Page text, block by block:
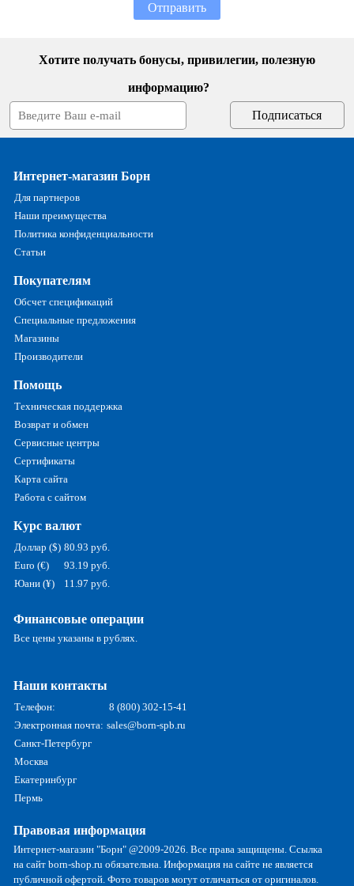
Отправить
Хотите получать бонусы, привилегии, полезную
информацию?
Интернет-магазин Борн
Для партнеров
Наши преимущества
Политика конфиденциальности
Статьи
Покупателям
Обсчет спецификаций
Специальные предложения
Магазины
Производители
Помощь
Техническая поддержка
Возврат и обмен
Сервисные центры
Сертификаты
Карта сайта
Работа с сайтом
Курс валют
Доллар ($) 80.93 руб.
Euro (€)
93.19 руб.
Юани (¥)
11.97 руб.
Финансовые операции
Все цены указаны в рублях.
Наши контакты
Телефон:
8 (800) 302-15-41
Электронная почта: sales@born-spb.ru
Санкт-Петербург
Москва
Екатеринбург
Пермь
Правовая информация
Интернет-магазин "Борн" @2009-2026. Все права защищены. Ссылка
на сайт born-shop.ru обязательна. Информация на сайте не является
публичной офертой. Фото товаров могут отличаться от оригиналов.